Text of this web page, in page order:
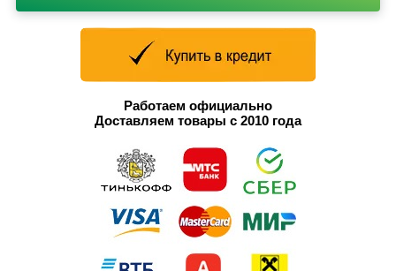
Работаем официально
Доставляем товары с 2010 года